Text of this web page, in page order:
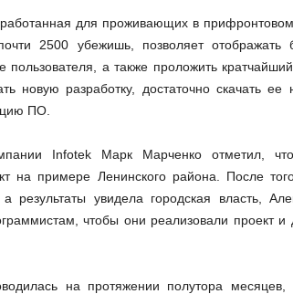
для проживающих в прифронтовом
2500 убежишь, позволяет отображать
пользователя, а также проложить
новую разработку, достаточно скачать
ПО.
Infotek Марк Марченко отметил,
на примере Ленинского района. После
результаты увидела городская власть,
чтобы они реализовали проект и
на протяжении полутора месяцев,